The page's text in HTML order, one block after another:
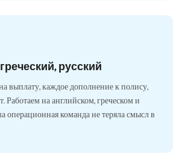
русский
выплату, каждое дополнение к полису,
Работаем на английском, греческом и
операционная команда не теряла смысл в